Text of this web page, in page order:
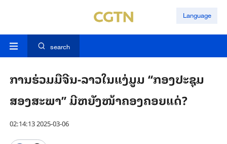
Language
search
ການ​ຮ່ວມ​ມື​ຈີນ-ລາວ​ໃນ​ແງ່​ມູມ “ກອງ​ປະ​ຊຸມ​
ສອງ​ສະ​ພາ” ມີ​ຫຍັງ​ໜ້າ​ຄອງ​ຄອຍ​ແດ່?
02:14:13 2025-03-06